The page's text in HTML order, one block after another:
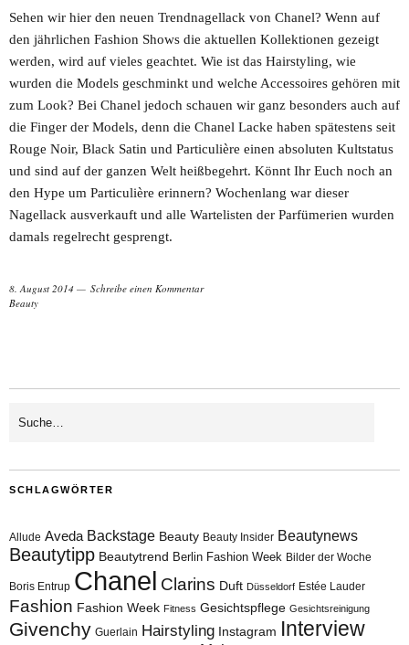
Sehen wir hier den neuen Trendnagellack von Chanel? Wenn auf
den jährlichen Fashion Shows die aktuellen Kollektionen gezeigt
werden, wird auf vieles geachtet. Wie ist das Hairstyling, wie
wurden die Models geschminkt und welche Accessoires gehören mit
zum Look? Bei Chanel jedoch schauen wir ganz besonders auch auf
die Finger der Models, denn die Chanel Lacke haben spätestens seit
Rouge Noir, Black Satin und Particulière einen absoluten Kultstatus
und sind auf der ganzen Welt heißbegehrt. Könnt Ihr Euch noch an
den Hype um Particulière erinnern? Wochenlang war dieser
Nagellack ausverkauft und alle Wartelisten der Parfümerien wurden
damals regelrecht gesprengt.
8. August 2014
Schreibe einen Kommentar
Beauty
SCHLAGWÖRTER
Allude Aveda Backstage Beauty Beauty Insider Beautynews
Beautytipp Beautytrend Berlin Fashion Week Bilder der Woche
Boris Entrup Chanel Clarins Duft Düsseldorf Estée Lauder
Fashion Fashion Week Fitness Gesichtspflege Gesichtsreinigung
Givenchy Guerlain Hairstyling Instagram Interview